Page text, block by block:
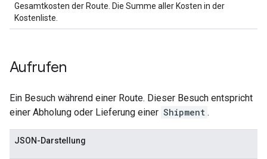
Gesamtkosten der Route. Die Summe aller Kosten in der
Kostenliste.
Aufrufen
Ein Besuch während einer Route. Dieser Besuch entspricht
einer Abholung oder Lieferung einer Shipment .
JSON-Darstellung